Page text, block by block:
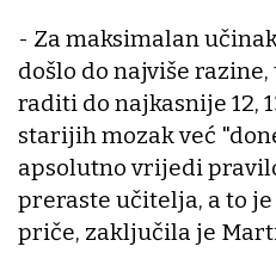
- Za maksimalan
došlo do najviše
raditi do najkasnije 12,
starijih mozak već
apsolutno vrijedi
preraste učitelja, a to
priče, zaključila je